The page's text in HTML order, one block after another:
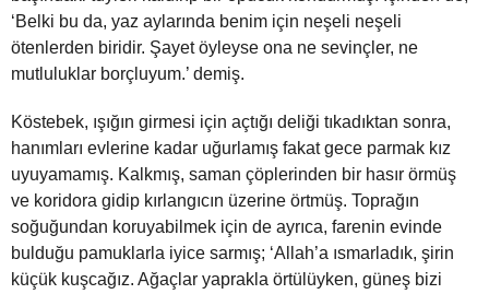
‘Belki bu da, yaz aylarında benim için neşeli neşeli
ötenlerden biridir. Şayet öyleyse ona ne sevinçler, ne
mutluluklar borçluyum.’ demiş.
Köstebek, ışığın girmesi için açtığı deliği tıkadıktan sonra,
hanımları evlerine kadar uğurlamış fakat gece parmak kız
uyuyamamış. Kalkmış, saman çöplerinden bir hasır örmüş
ve koridora gidip kırlangıcın üzerine örtmüş. Toprağın
soğuğundan koruyabilmek için de ayrıca, farenin evinde
bulduğu pamuklarla iyice sarmış; ‘Allah’a ısmarladık, şirin
küçük kuşcağız. Ağaçlar yaprakla örtülüyken, güneş bizi